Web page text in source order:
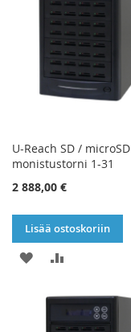
U-Reach SD / microSD
monistustorni 1-31
2 888,00 €
Lisää ostoskoriin
LISÄÄ